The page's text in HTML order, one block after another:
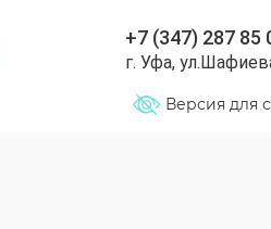
+7 (347) 287 85
г. Уфа,
Версия для